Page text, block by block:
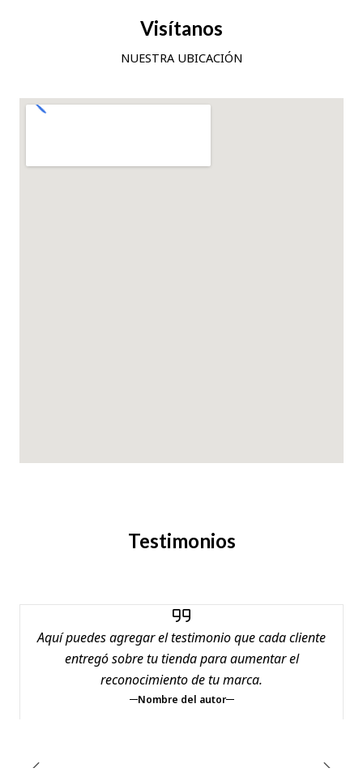
Visítanos
NUESTRA UBICACIÓN
Testimonios
Aquí puedes agregar el testimonio que cada cliente
entregó sobre tu tienda para aumentar el
reconocimiento de tu marca.
Nombre del autor